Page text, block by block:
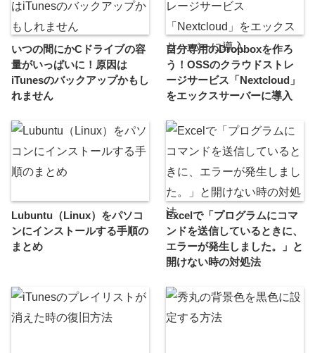
いつの間にかCドライブの容
量がいっぱいに！原因は
iTunesのバックアップかもし
れません
自分専用のDropboxを作ろ
う！OSSのクラウドストレ
ージサービス「Nextcloud」
をエックスサーバーに導入
Lubuntu（Linux）をパソコ
ンにインストールする手順の
まとめ
Excelで「プログラムにコマ
ンドを送信しているときに、
エラーが発生しました。」と
開けない時の対処法